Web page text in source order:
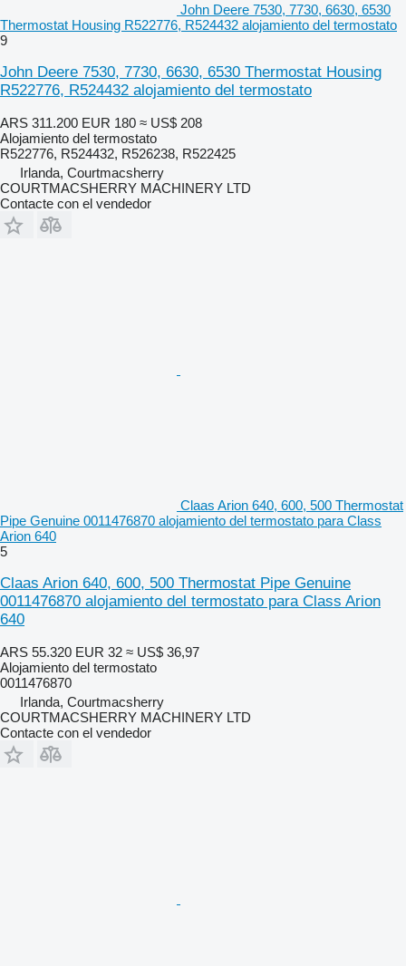
John Deere 7530, 7730, 6630, 6530
Thermostat Housing R522776, R524432 alojamiento del termostato
9
John Deere 7530, 7730, 6630, 6530 Thermostat Housing
R522776, R524432 alojamiento del termostato
ARS 311.200 EUR 180 ≈ US$ 208
Alojamiento del termostato
R522776, R524432, R526238, R522425
Irlanda, Courtmacsherry
COURTMACSHERRY MACHINERY LTD
Contacte con el vendedor
Claas Arion 640, 600, 500 Thermostat
Pipe Genuine 0011476870 alojamiento del termostato para Class
Arion 640
5
Claas Arion 640, 600, 500 Thermostat Pipe Genuine
0011476870 alojamiento del termostato para Class Arion
640
ARS 55.320 EUR 32 ≈ US$ 36,97
Alojamiento del termostato
0011476870
Irlanda, Courtmacsherry
COURTMACSHERRY MACHINERY LTD
Contacte con el vendedor